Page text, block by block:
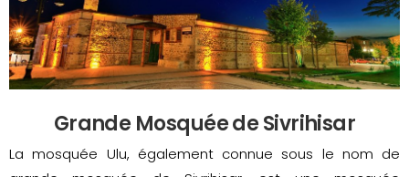
Grande Mosquée de Sivrihisar
La mosquée Ulu, également connue sous le nom de